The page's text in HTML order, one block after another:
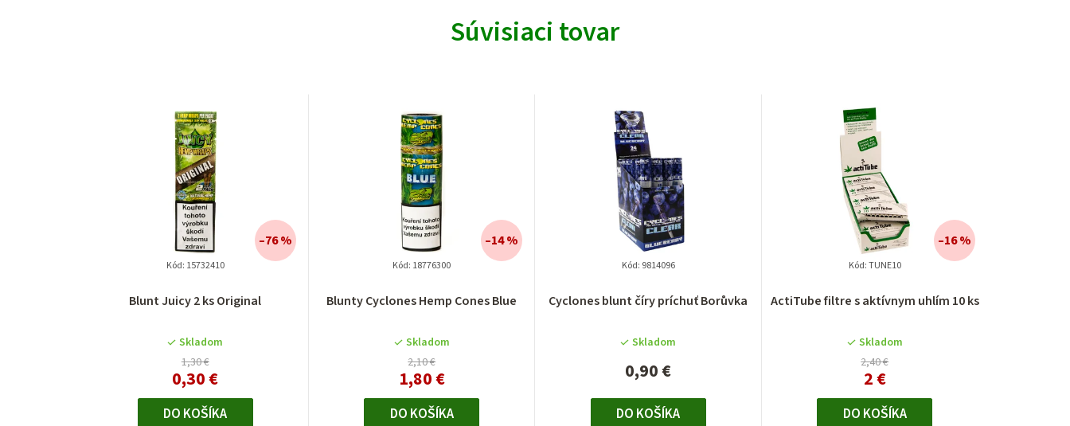
Súvisiaci tovar
Blunt Juicy 2 ks Original
Skladom
1,30 €
0,30 €
–76 %
DO KOŠÍKA
Kód: 15732410
Blunty Cyclones Hemp Cones Blue
Skladom
2,10 €
1,80 €
–14 %
DO KOŠÍKA
Kód: 18776300
Cyclones blunt číry príchuť Borůvka
Skladom
0,90 €
DO KOŠÍKA
Kód: 9814096
ActiTube filtre s aktívnym uhlím 10 ks
Skladom
2,40 €
2 €
–16 %
DO KOŠÍKA
Kód:TUNE10